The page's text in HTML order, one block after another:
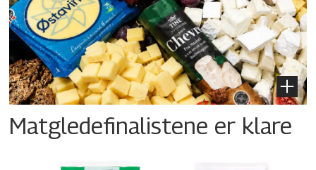
Matgledefinalistene er klare